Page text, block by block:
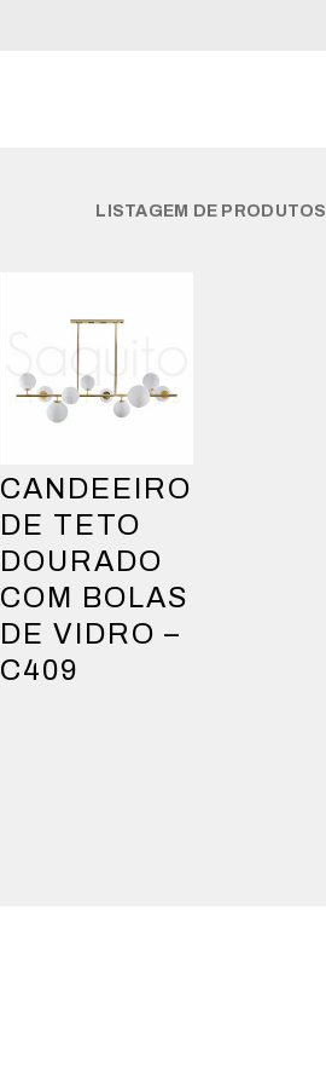
LISTAGEM DE PRODUTOS
CANDEEIRO
DE TETO
DOURADO
COM BOLAS
DE VIDRO –
C409